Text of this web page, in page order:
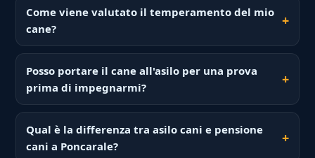
Come viene valutato il temperamento del mio
cane?
Posso portare il cane all'asilo per una prova
prima di impegnarmi?
Qual è la differenza tra asilo cani e pensione
cani a Poncarale?